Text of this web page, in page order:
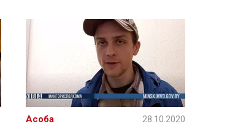
Асоба 28.10.2020